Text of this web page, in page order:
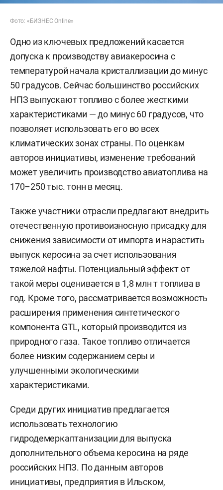
Фото: «БИЗНЕС Online»
Одно из ключевых предложений касается
допуска к производству авиакеросина с
температурой начала кристаллизации до минус
50 градусов. Сейчас большинство российских
НПЗ выпускают топливо с более жесткими
характеристиками — до минус 60 градусов, что
позволяет использовать его во всех
климатических зонах страны. По оценкам
авторов инициативы, изменение требований
может увеличить производство авиатоплива на
170–250 тыс. тонн в месяц.
Также участники отрасли предлагают внедрить
отечественную противоизносную присадку для
снижения зависимости от импорта и нарастить
выпуск керосина за счет использования
тяжелой нафты. Потенциальный эффект от
такой меры оценивается в 1,8 млн т топлива в
год. Кроме того, рассматривается возможность
расширения применения синтетического
компонента GTL, который производится из
природного газа. Такое топливо отличается
более низким содержанием серы и
улучшенными экологическими
характеристиками.
Среди других инициатив предлагается
использовать технологию
гидродемеркаптанизации для выпуска
дополнительного объема керосина на ряде
российских НПЗ. По данным авторов
инициативы, предприятия в Ильском,